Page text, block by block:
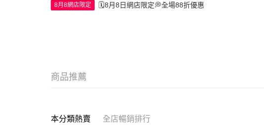
8月8網店限定 🗓️8月8日網店限定💭全場88折優惠
商品推薦
本分類熱賣 全店暢銷排行